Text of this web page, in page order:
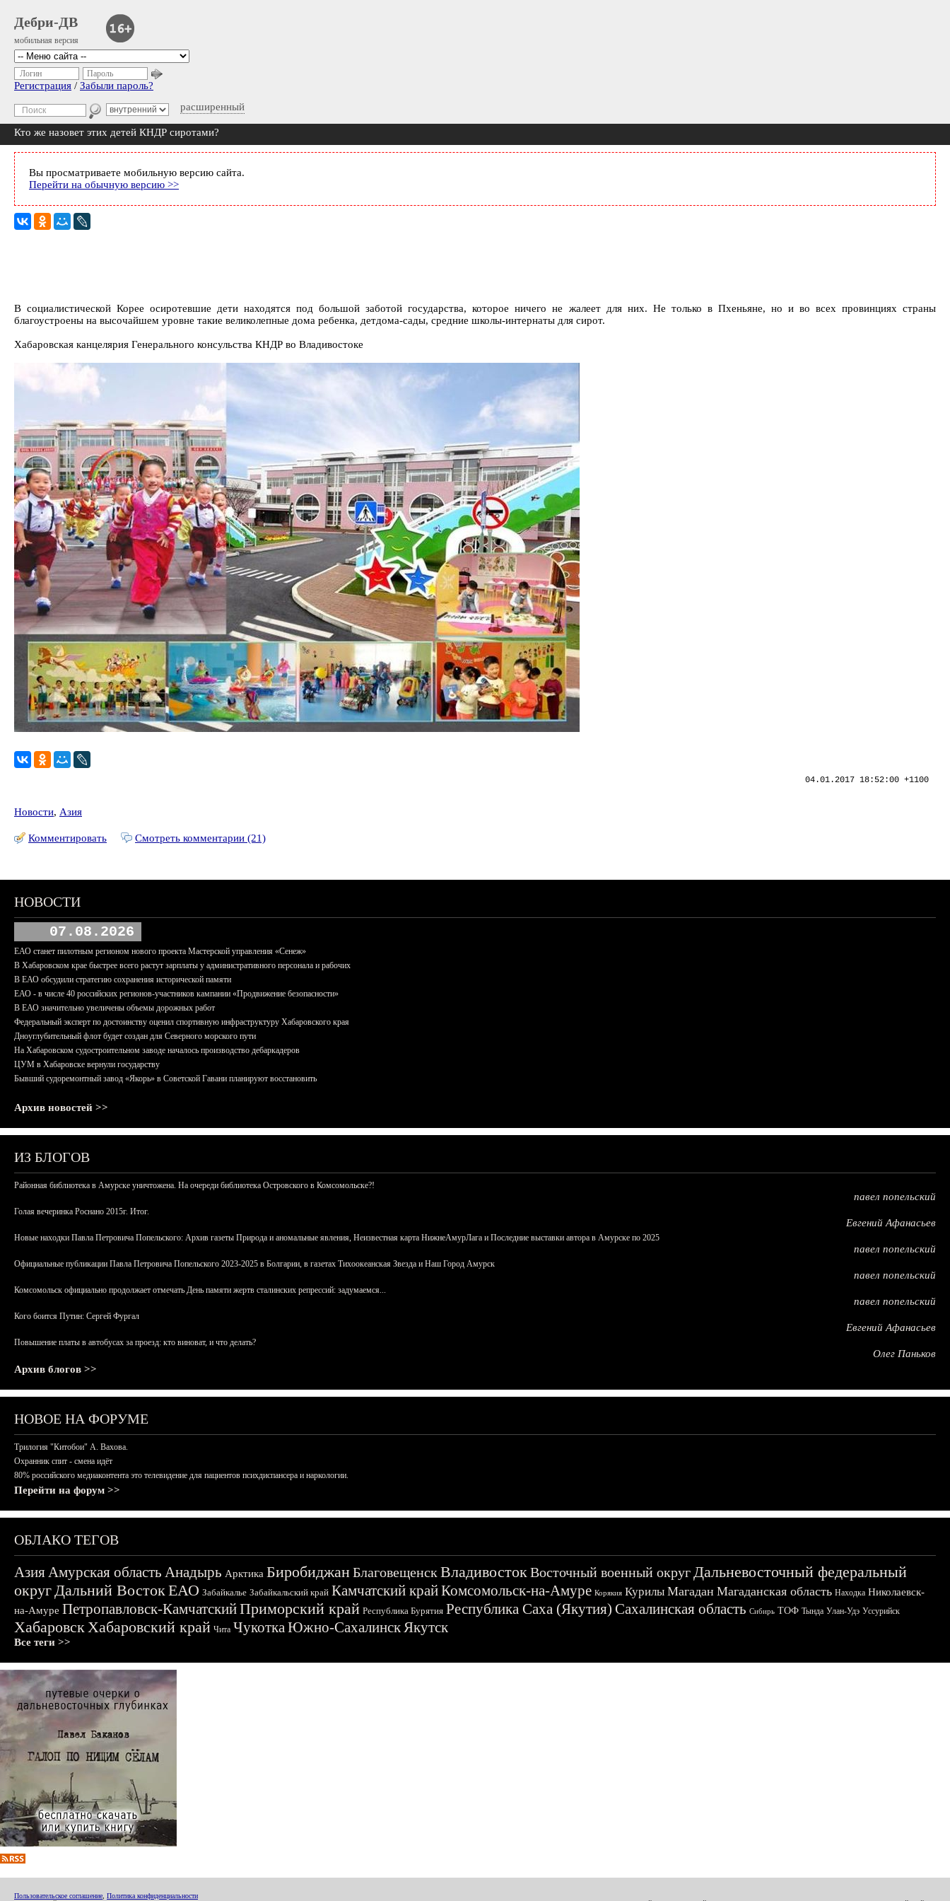
Дебри-ДВ
мобильная версия
расширенный
Логин Пароль
Регистрация / Забыли пароль?
Кто же назовет этих детей КНДР сиротами?
Вы просматриваете мобильную версию сайта.
Перейти на обычную версию >>
В социалистической Корее осиротевшие дети находятся под большой заботой государства, которое ничего не жалеет для них. Не только в Пхеньяне, но и во всех провинциях страны
благоустроены на высочайшем уровне такие великолепные дома ребенка, детдома-сады, средние школы-интернаты для сирот.
Хабаровская канцелярия Генерального консульства КНДР во Владивостоке
04.01.2017 18:52:00 +1100
Новости, Азия
Комментировать Смотреть комментарии (21)
НОВОСТИ
07.08.2026
ЕАО станет пилотным регионом нового проекта Мастерской управления «Сенеж»
В Хабаровском крае быстрее всего растут зарплаты у административного персонала и рабочих
В ЕАО обсудили стратегию сохранения исторической памяти
ЕАО - в числе 40 российских регионов-участников кампании «Продвижение безопасности»
В ЕАО значительно увеличены объемы дорожных работ
Федеральный эксперт по достоинству оценил спортивную инфраструктуру Хабаровского края
Дноуглубительный флот будет создан для Северного морского пути
На Хабаровском судостроительном заводе началось производство дебаркадеров
ЦУМ в Хабаровске вернули государству
Бывший судоремонтный завод «Якорь» в Советской Гавани планируют восстановить
Архив новостей >>
ИЗ БЛОГОВ
Районная библиотека в Амурске уничтожена. На очереди библиотека Островского в Комсомольске?!
павел попельский
Голая вечеринка Роснано 2015г. Итог.
Евгений Афанасьев
Новые находки Павла Петровича Попельского: Архив газеты Природа и аномальные явления, Неизвестная карта НижнеАмурЛага и Последние выставки автора в Амурске по 2025
павел попельский
Официальные публикации Павла Петровича Попельского 2023-2025 в Болгарии, в газетах Тихоокеанская Звезда и Наш Город Амурск
павел попельский
Комсомольск официально продолжает отмечать День памяти жертв сталинских репрессий: задумаемся...
павел попельский
Кого боится Путин: Сергей Фургал
Евгений Афанасьев
Повышение платы в автобусах за проезд: кто виноват, и что делать?
Олег Паньков
Архив блогов >>
НОВОЕ НА ФОРУМЕ
Трилогия "Китобои" А. Вахова.
Охранник спит - смена идёт
80% российского медиаконтента это телевидение для пациентов психдиспансера и наркологии.
Перейти на форум >>
ОБЛАКО ТЕГОВ
АзияАмурская область Анадырь Арктика БиробиджанБлаговещенскВладивостокВосточный военный округДальневосточный федеральный
округДальний ВостокЕАО Забайкалье Забайкальский край Камчатский крайКомсомольск-на-Амуре Корякия Курилы Магадан Магаданская область Находка Николаевск-
на-Амуре Петропавловск-КамчатскийПриморский край Республика Бурятия Республика Саха (Якутия) Сахалинская область Сибирь ТОФ Тында Улан-Удэ Уссурийск
ХабаровскХабаровский край Чита ЧукоткаЮжно-СахалинскЯкутск
Все теги >>
Пользовательское соглашение Политика конфиденциальности